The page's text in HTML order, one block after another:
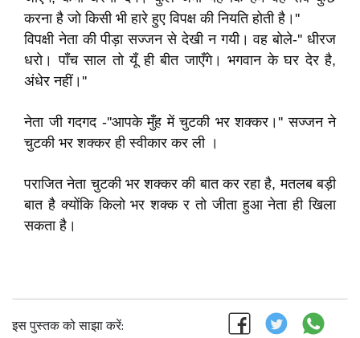
करना है जो किसी भी हारे हुए विपक्ष की नियति होती है।''
विपक्षी नेता की पीड़ा सज्जन से देखी न गयी। वह बोले-'' धीरज
धरो। पाँच साल तो यूँ ही बीत जाएँगे। भगवान के घर देर है,
अंधेर नहीं।''
नेता जी गदगद -''आपके मुँह में चुटकी भर शक्कर।'' सज्जन ने
चुटकी भर शक्कर ही स्वीकार कर ली ।
पराजित नेता चुटकी भर शक्कर की बात कर रहा है, मतलब बड़ी
बात है क्योंकि किलो भर शक्क र तो जीता हुआ नेता ही खिला
सकता है।
इस पुस्तक को साझा करें: